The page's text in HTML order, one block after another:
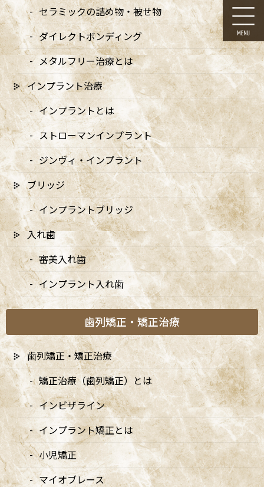
コ
ン
テ
ン
ツ
に
移
動
ナ
ビ
ゲ
ー
シ
ョ
ン
に
移
動 症例集
HOME 症例集
ホワイトニング
ホワイトニング – しみることなく自然な白さを実感（30代男性）
2025/07/14
ホワイトニング
ホワイトニング – しみることなく自
然な白さを実感（30代男性）
オフィスホワイトニング
「歯を白くしたい」とのご希望でご来院されました。歯の表面の
着色や汚れを丁寧にクリーニングした後、オフィスホワイトニン
グを行いました。施術中にしみることもなく、「自然に白くなっ
た」と大変ご満足いただけました。
セラミックの詰め物・被せ物
ダイレクトボンディング
メタルフリー治療とは
インプラント治療
インプラントとは
ストローマンインプラント
ジンヴィ・インプラント
ブリッジ
インプラントブリッジ
入れ歯
審美入れ歯
インプラント入れ歯
歯列矯正・矯正治療
歯列矯正・矯正治療
矯正治療（歯列矯正）とは
インビザライン
インプラント矯正とは
小児矯正
マイオブレース